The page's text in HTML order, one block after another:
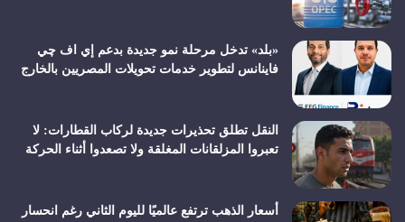
«بلد» تدخل مرحلة نمو جديدة بدعم إي اف چي
فاينانس لتطوير خدمات تحويلات المصريين بالخارج
النقل تطلق تحذيرات جديدة لركاب القطارات: لا
تعبروا المزلقانات المغلقة ولا تصعدوا أثناء الحركة
أسعار الذهب ترتفع عالميًا لليوم الثاني رغم انحسار